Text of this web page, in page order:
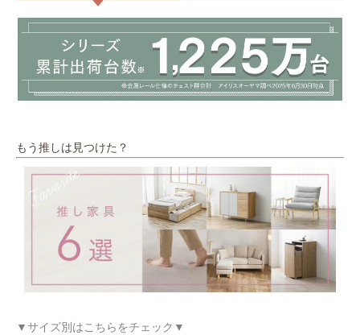
もう推しは見つけた？
▼サイズ別はこちらをチェック▼